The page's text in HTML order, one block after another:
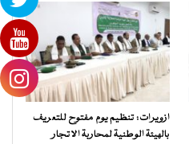
ازويرات: تنظيم يوم مفتوح للتعريف
بالهيئة الوطنية لمحاربة الاتجار